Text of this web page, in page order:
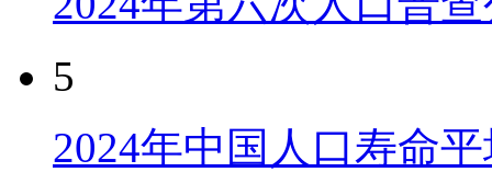
5
2024年中国人口寿命